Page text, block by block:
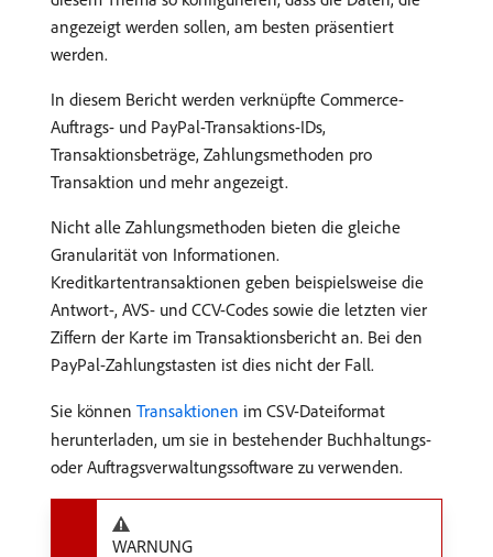
angezeigt werden sollen, am besten präsentiert
werden.
In diesem Bericht werden verknüpfte Commerce-
Auftrags- und PayPal-Transaktions-IDs,
Transaktionsbeträge, Zahlungsmethoden pro
Transaktion und mehr angezeigt.
Nicht alle Zahlungsmethoden bieten die gleiche
Granularität von Informationen.
Kreditkartentransaktionen geben beispielsweise die
Antwort-, AVS- und CCV-Codes sowie die letzten vier
Ziffern der Karte im Transaktionsbericht an. Bei den
PayPal-Zahlungstasten ist dies nicht der Fall.
Sie können Transaktionen im CSV-Dateiformat
herunterladen, um sie in bestehender Buchhaltungs-
oder Auftragsverwaltungssoftware zu verwenden.
WARNUNG